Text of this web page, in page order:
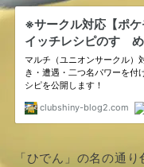
「ひでん」の名の通